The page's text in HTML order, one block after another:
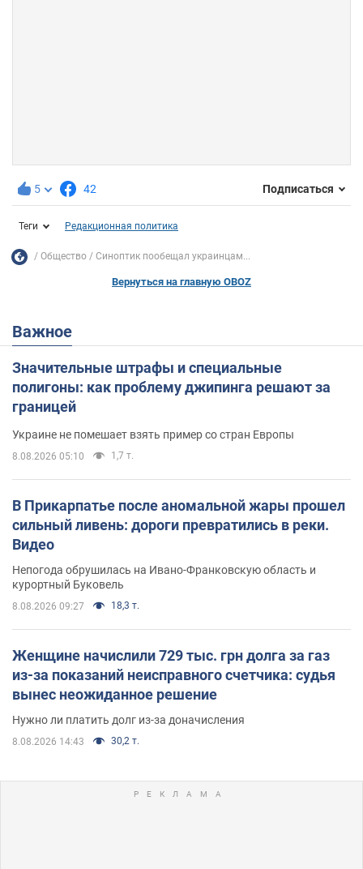
5 42 Подписаться
Теги Редакционная политика
Общество Синоптик пообещал украинцам...
Вернуться на главную OBOZ
Важное
Значительные штрафы и специальные
полигоны: как проблему джипинга решают за
границей
Украине не помешает взять пример со стран Европы
8.08.2026 05:10 1,7 т.
В Прикарпатье после аномальной жары прошел
сильный ливень: дороги превратились в реки.
Видео
Непогода обрушилась на Ивано-Франковскую область и
курортный Буковель
8.08.2026 09:27 18,3 т.
Женщине начислили 729 тыс. грн долга за газ
из-за показаний неисправного счетчика: судья
вынес неожиданное решение
Нужно ли платить долг из-за доначисления
8.08.2026 14:43 30,2 т.